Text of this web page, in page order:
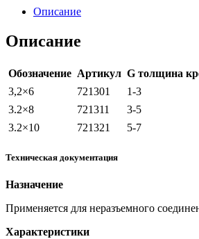
Описание
Описание
Обозначение Артикул G толщина
3,2×6
721301 1-3
3.2×8
721311 3-5
3.2×10
721321 5-7
Техническая документация
Назначение
Применяется для неразъемного
Характеристики